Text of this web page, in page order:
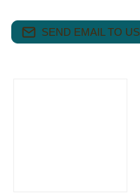
SEND EMAIL TO US